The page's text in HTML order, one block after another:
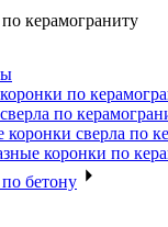
керамограниту
по
по
сверла по
коронки по
бетону